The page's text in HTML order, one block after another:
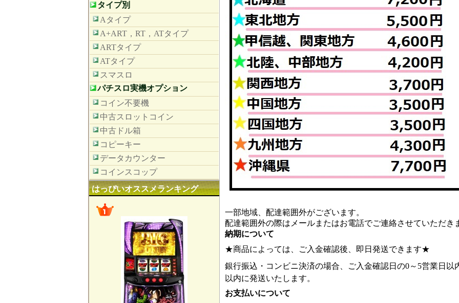
タイプ別
Aタイプ
A+ART，RT，ATタイプ
ARTタイプ
ATタイプ
スマスロ
パチスロ実機オプション
コイン不要機
中古スロットコイン
中古ドル箱
コピーキー
データカウンター
コインスコップ
はっぴいオススメランキング
一部地域、配達範囲外がございます。
配達範囲外の際はメールまたはお電話でご連絡させていただき
納期について
★商品によっては、ご入金確認後、即日発送できます★
銀行振込・コンビニ決済の場合、ご入金確認日の0～5営業日
以内に発送いたします。
お支払いについて